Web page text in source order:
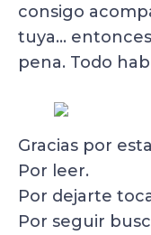
consigo
tuya…
pena. Todo
Gracias por
Por leer.
Por dejarte
Por seguir